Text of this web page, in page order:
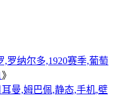
,罗纳尔多,1920赛季,葡萄
》
曼,姆巴佩,静态,手机,壁